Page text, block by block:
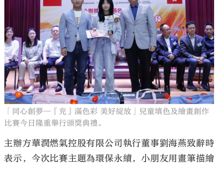
「同心創夢—『充』滿色彩 美好綻放」兒童填色及繪畫創作
比賽今日隆重舉行頒獎典禮。
主辦方華潤燃氣控股有限公司執行董事劉海燕致辭時
表示，今次比賽主題為環保永續，小朋友用畫筆描繪